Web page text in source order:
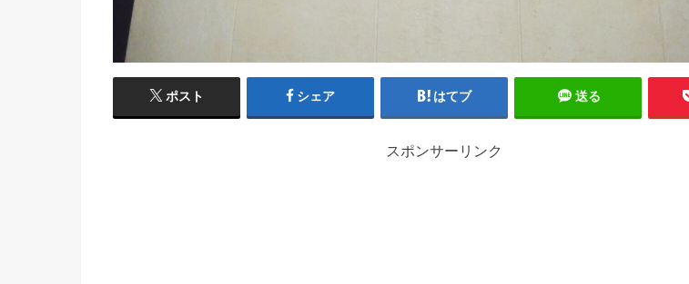
ポスト シェア はてブ 送る
スポンサーリンク